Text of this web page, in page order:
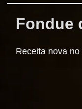
Fondue
Receita nova